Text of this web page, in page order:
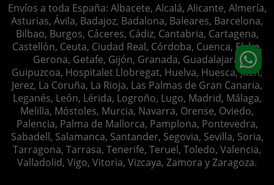
Envíos a toda España: Albacete, Alcalá, Alicante, Almería,
Asturias, Ávila, Badajoz, Badalona, Baleares, Barcelona,
Bilbao, Burgos, Cáceres, Cádiz, Cantabria, Cartagena,
Castellón, Ceuta, Ciudad Real, Córdoba, Cuenca, Elche,
Gerona, Getafe, Gijón, Granada, Guadalajara,
Guipuzcoa, Hospitalet Llobregat, Huelva, Huesca, Jaén,
Jerez, La Coruña, La Rioja, Las Palmas de Gran Canaria,
Leganés, León, Lérida, Logroño, Lugo, Madrid, Málaga,
Melilla, Móstoles, Murcia, Navarra, Orense, Oviedo,
Palencia, Palma de Mallorca, Pamplona, Pontevedra,
Sabadell, Salamanca, Santander, Segovia, Sevilla, Soria,
Tarragona, Tarrasa, Tenerife, Teruel, Toledo, Valencia,
Valladolid, Vigo, Vitoria, Vizcaya, Zamora y Zaragoza.